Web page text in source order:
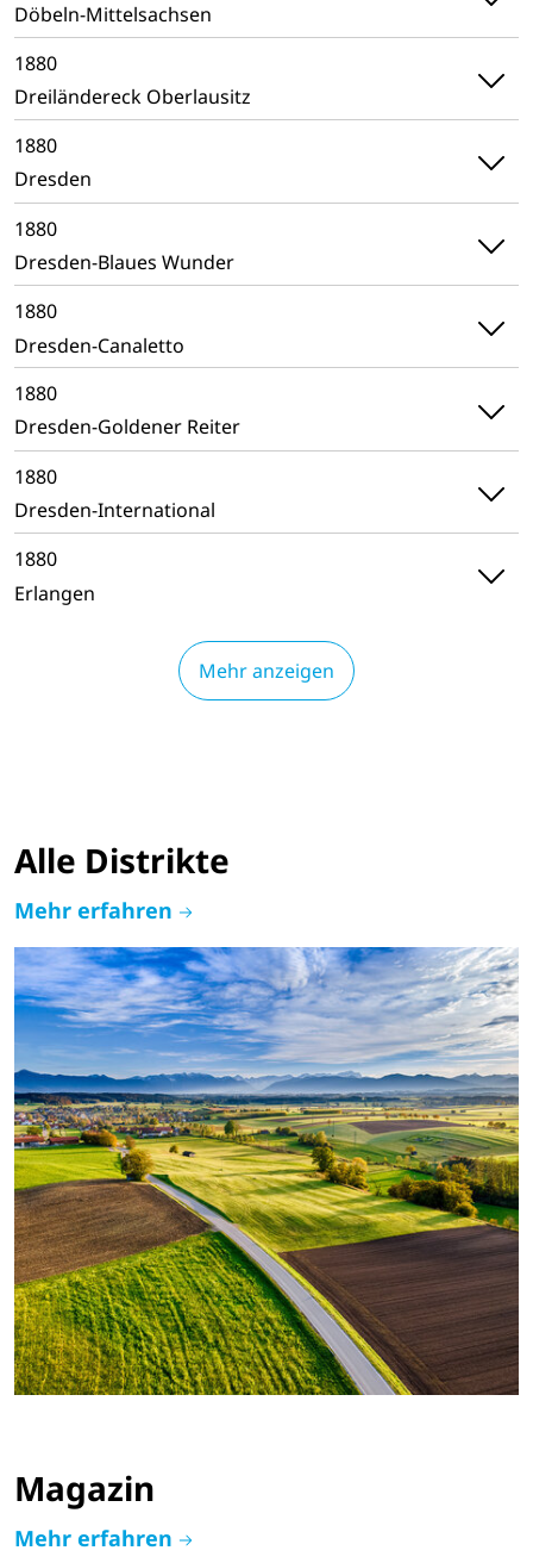
Döbeln-Mittelsachsen
1880
Dreiländereck Oberlausitz
1880
Dresden
1880
Dresden-Blaues Wunder
1880
Dresden-Canaletto
1880
Dresden-Goldener Reiter
1880
Dresden-International
1880
Erlangen
Mehr anzeigen
Alle Distrikte
Mehr erfahren
Magazin
Mehr erfahren